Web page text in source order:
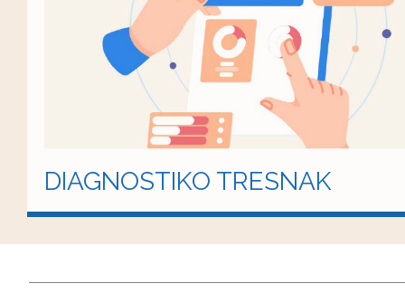
DIAGNOSTIKO TRESNAK